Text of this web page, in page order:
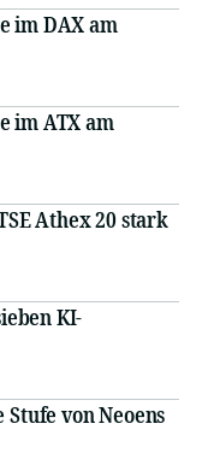
im DAX am
im ATX am
Athex 20 stark
KI-
von Neoens